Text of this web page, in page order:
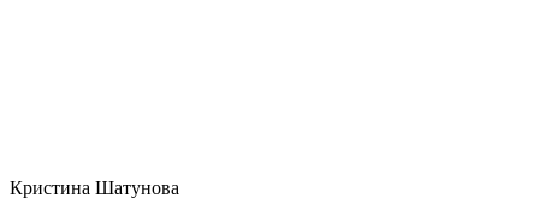
Кристина Шатунова